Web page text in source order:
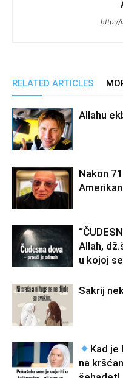
http://
RELATED ARTICLES
Allahu
Nakon
Allah,
u kojoj
Sakrij
Kad
na